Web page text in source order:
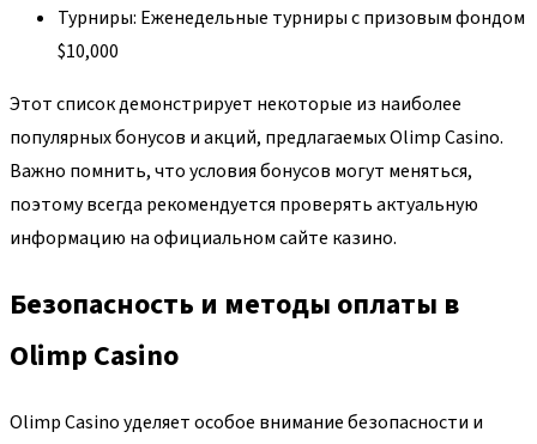
Турниры: Еженедельные турниры с призовым фондом
$10,000
Этот список демонстрирует некоторые из наиболее
популярных бонусов и акций, предлагаемых Olimp Casino.
Важно помнить, что условия бонусов могут меняться,
поэтому всегда рекомендуется проверять актуальную
информацию на официальном сайте казино.
Безопасность и методы оплаты в
Olimp Casino
Olimp Casino уделяет особое внимание безопасности и